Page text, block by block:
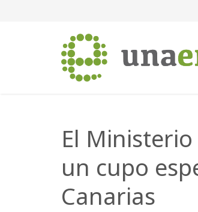
El
un cupo
Canarias